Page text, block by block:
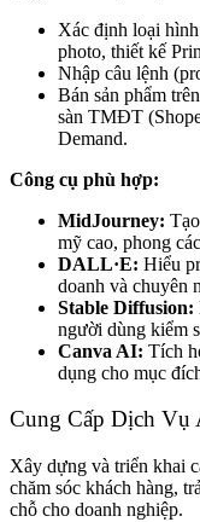
Xác định loại
photo, thiết kế
Nhập câu lệnh
Bán sản phẩm
sàn TMĐT
Demand.
Công cụ phù hợp:
MidJourney:
mỹ cao, phong
DALL·E: Hiểu
doanh và chuyên
Stable Diffusion:
người dùng kiểm
Canva AI: Tích
dụng cho mục
Cung Cấp Dịch Vụ
Xây dựng và triển khai
chăm sóc khách hàng,
chỗ cho doanh nghiệp.